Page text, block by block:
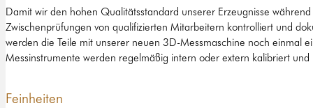
Damit wir den hohen Qualitätsstandard unserer Erzeugnisse
Zwischenprüfungen von qualifizierten Mitarbeitern kontrolliert und
werden die Teile mit unserer neuen 3D-Messmaschine noch einmal
Messinstrumente werden regelmäßig intern oder extern kalibriert
Feinheiten